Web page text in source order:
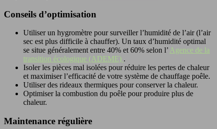
Conseils d’optimisation
Utiliser un hygromètre pour surveiller l’humidité de l’air (l’air
sec est plus difficile à chauffer). Un taux d’humidité optimal
se situe généralement entre 40% et 60% selon l’ Agence de la
transition écologique (ADEME) .
Isoler les pièces mal isolées pour réduire les pertes de chaleur
et maximiser l’efficacité de votre système de chauffage poêle.
Utiliser des rideaux thermiques pour conserver la chaleur.
Optimiser la combustion du poêle pour produire plus de
chaleur.
Maintenance régulière